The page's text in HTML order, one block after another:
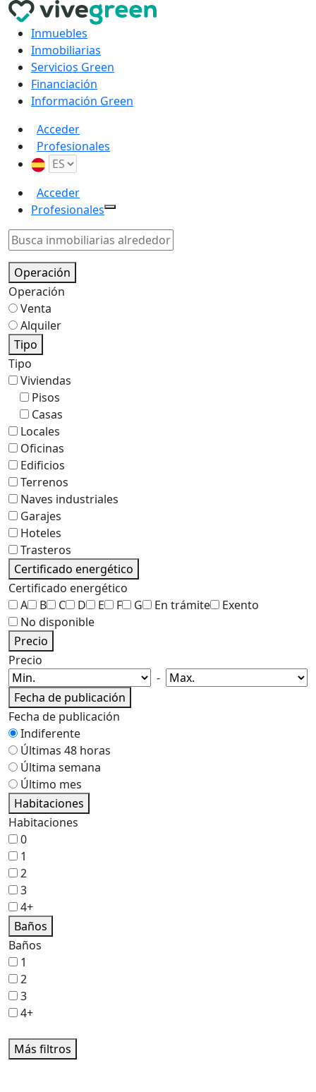
Inmuebles
Inmobiliarias
Servicios Green
Financiación
Información Green
Acceder
Profesionales
Acceder
Profesionales
Operación
Operación
Venta
Alquiler
Tipo
Tipo
Viviendas
Pisos
Casas
Locales
Oficinas
Edificios
Terrenos
Naves industriales
Garajes
Hoteles
Trasteros
Certificado energético
Certificado energético
A
B C D E F G En trámite
Exento
No disponible
Precio
Precio
-
Fecha de publicación
Fecha de publicación
Indiferente
Últimas 48 horas
Última semana
Último mes
Habitaciones
Habitaciones
0
1
2
3
4+
Baños
Baños
1
2
3
4+
Más filtros